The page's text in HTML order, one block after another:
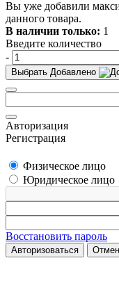
Вы уже добавили
данного товара.
В наличии только: 1
Введите количество
-
Выбрать Добавлено
Авторизация
Регистрация
Физическое лицо
Юридическое лицо
Восстановить пароль
Авторизоваться